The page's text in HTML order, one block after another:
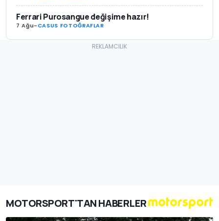
Ferrari Purosangue değişime hazır!
7 Ağu-CASUS FOTOĞRAFLAR
MOTORSPORT'TAN HABERLER